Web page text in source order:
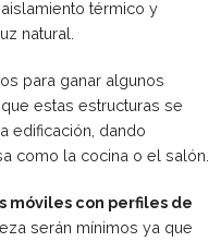
térmico y
natural.
para ganar algunos
estas estructuras se
edificación, dando
como la cocina o el salón.
móviles con perfiles de
serán mínimos ya que